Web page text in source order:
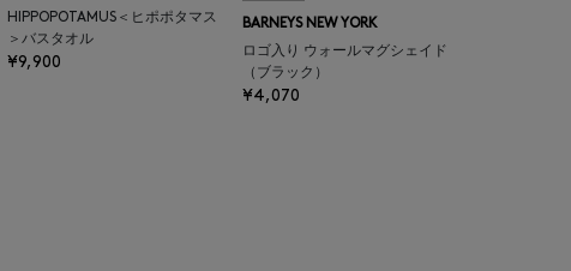
HIPPOPOTAMUS＜ヒポポタマス
＞バスタオル
¥9,900
BARNEYS NEW YORK
ロゴ入り ウォールマグシェイド
（ブラック）
¥4,070